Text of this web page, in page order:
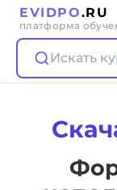
EVIDPO.RU
платформа
Искать